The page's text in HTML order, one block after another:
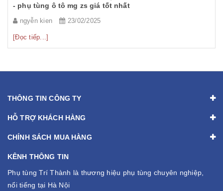
PHỤ TÙNG Ô TÔ MG ZS, MG 5, MG RX5, MG HS GIÁ TỐT
NHẤT - CÀNG A, ROTUY LÁI NGOÀI MG RX5, ZS, MG MG
THÔNG TIN CÔNG TY
HỖ TRỢ KHÁCH HÀNG
CHÍNH SÁCH MUA HÀNG